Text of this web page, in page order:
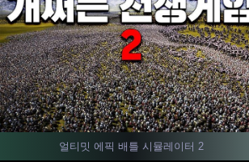
얼티밋 에픽 배틀 시뮬레이터 2